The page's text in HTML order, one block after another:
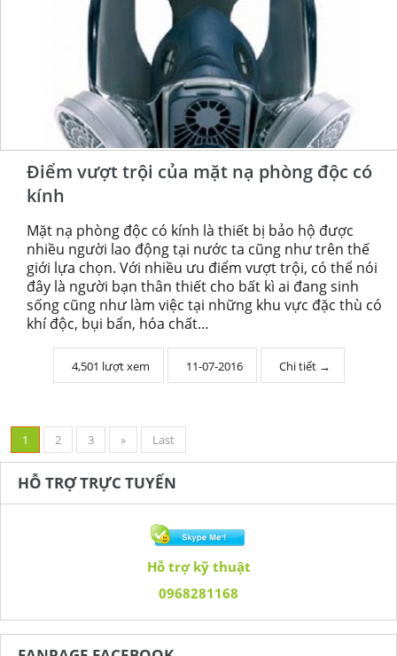
Điểm vượt trội của mặt nạ phòng độc có
kính
Mặt nạ phòng độc có kính là thiết bị bảo hộ được
nhiều người lao động tại nước ta cũng như trên thế
giới lựa chọn. Với nhiều ưu điểm vượt trội, có thể nói
đây là người bạn thân thiết cho bất kì ai đang sinh
sống cũng như làm việc tại những khu vực đặc thù có
khí độc, bụi bẩn, hóa chất…
4,501 lượt xem 11-07-2016 Chi tiết →
1 2 3 » Last
HỖ TRỢ TRỰC TUYẾN
Hỗ trợ kỹ thuật
0968281168